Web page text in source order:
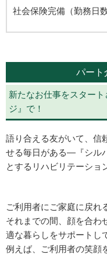
社会保険完備（勤務日
パート
新たなお仕事をスター
ジ』で！
語り合える友がいて、信
せる毎日がある―『シル
とするリハビリテーショ
ご利用者にご家庭に戻れ
それまでの間、顔を合わ
適な暮らしをサポートし
例えば、ご利用者の笑顔